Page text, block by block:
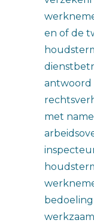
en of de
antwoord
met